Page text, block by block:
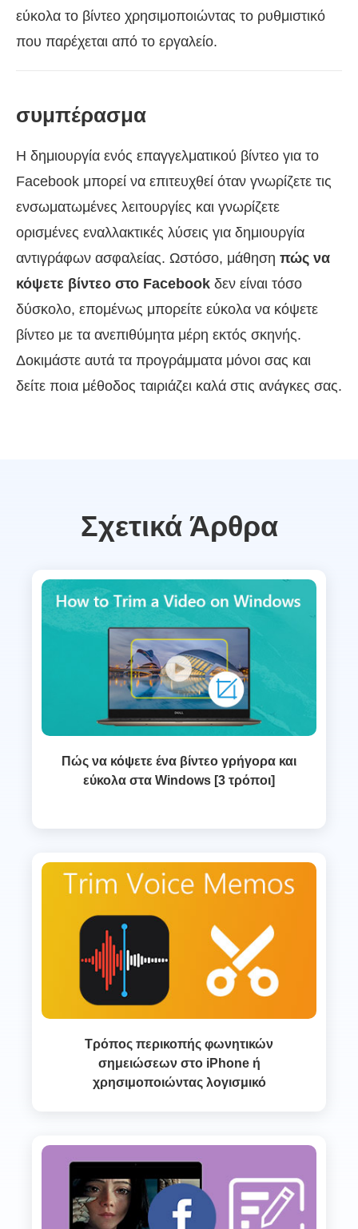
εύκολα το βίντεο χρησιμοποιώντας το ρυθμιστικό
που παρέχεται από το εργαλείο.
συμπέρασμα
Η δημιουργία ενός επαγγελματικού βίντεο για το
Facebook μπορεί να επιτευχθεί όταν γνωρίζετε τις
ενσωματωμένες λειτουργίες και γνωρίζετε
ορισμένες εναλλακτικές λύσεις για δημιουργία
αντιγράφων ασφαλείας. Ωστόσο, μάθηση πώς να
κόψετε βίντεο στο Facebook δεν είναι τόσο
δύσκολο, επομένως μπορείτε εύκολα να κόψετε
βίντεο με τα ανεπιθύμητα μέρη εκτός σκηνής.
Δοκιμάστε αυτά τα προγράμματα μόνοι σας και
δείτε ποια μέθοδος ταιριάζει καλά στις ανάγκες σας.
Σχετικά Άρθρα
Πώς να κόψετε ένα βίντεο γρήγορα και
εύκολα στα Windows [3 τρόποι]
Τρόπος περικοπής φωνητικών
σημειώσεων στο iPhone ή
χρησιμοποιώντας λογισμικό